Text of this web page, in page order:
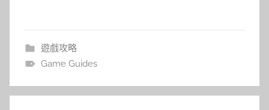
遊戲攻略
Game Guides